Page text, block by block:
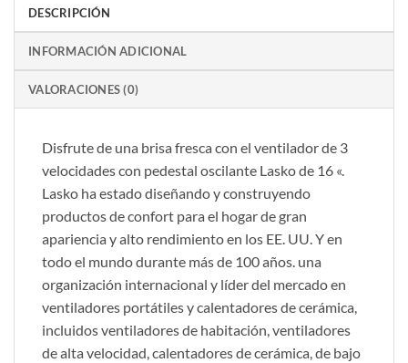
DESCRIPCIÓN
INFORMACIÓN ADICIONAL
VALORACIONES (0)
Disfrute de una brisa fresca con el ventilador de 3
velocidades con pedestal oscilante Lasko de 16 «.
Lasko ha estado diseñando y construyendo
productos de confort para el hogar de gran
apariencia y alto rendimiento en los EE. UU. Y en
todo el mundo durante más de 100 años. una
organización internacional y líder del mercado en
ventiladores portátiles y calentadores de cerámica,
incluidos ventiladores de habitación, ventiladores
de alta velocidad, calentadores de cerámica, de bajo